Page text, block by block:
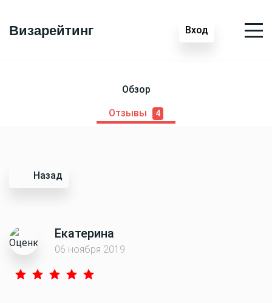
Визарейтинг Вход
Обзор
Отзывы 4
Назад
Екатерина
06 ноября 2019